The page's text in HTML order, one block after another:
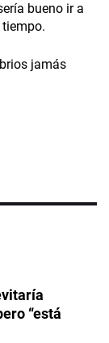
bueno ir a
jamás
“está